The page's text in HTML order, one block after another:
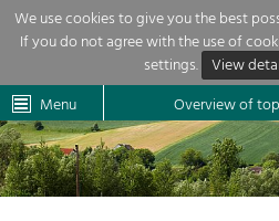
We use cookies to give you the best
If you do not agree with the use of
settings. View
Dunkelsteinerwald
Wachau
Cultural
Landscape
Menu Overview of
News
Region
Overview of topics
Development within our region is
provide you with an overview of our
information, simply click on the topic